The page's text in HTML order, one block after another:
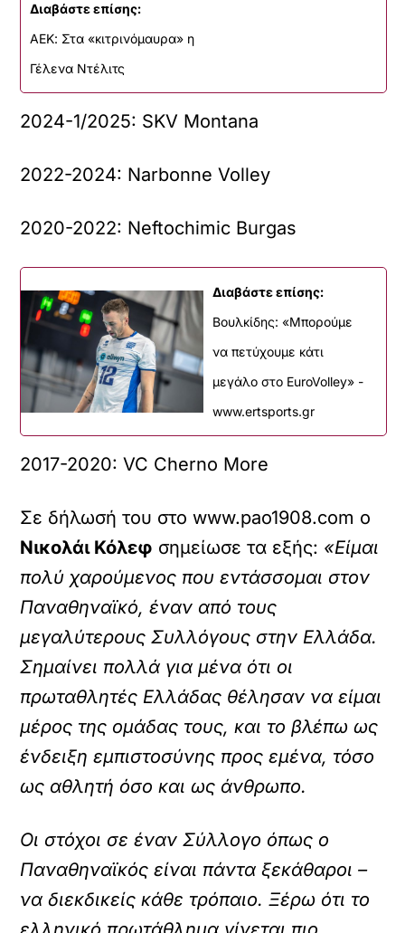
Διαβάστε επίσης:
ΑΕΚ: Στα «κιτρινόμαυρα» η
Γέλενα Ντέλιτς
2024-1/2025: SKV Montana
2022-2024: Narbonne Volley
2020-2022: Neftochimic Burgas
Διαβάστε επίσης:
Βουλκίδης: «Μπορούμε
να πετύχουμε κάτι
μεγάλο στο EuroVolley» -
www.ertsports.gr
2017-2020: VC Cherno More
Σε δήλωσή του στο www.pao1908.com ο
Νικολάι Κόλεφ σημείωσε τα εξής: «Είμαι
πολύ χαρούμενος που εντάσσομαι στον
Παναθηναϊκό, έναν από τους
μεγαλύτερους Συλλόγους στην Ελλάδα.
Σημαίνει πολλά για μένα ότι οι
πρωταθλητές Ελλάδας θέλησαν να είμαι
μέρος της ομάδας τους, και το βλέπω ως
ένδειξη εμπιστοσύνης προς εμένα, τόσο
ως αθλητή όσο και ως άνθρωπο.
Οι στόχοι σε έναν Σύλλογο όπως ο
Παναθηναϊκός είναι πάντα ξεκάθαροι –
να διεκδικείς κάθε τρόπαιο. Ξέρω ότι το